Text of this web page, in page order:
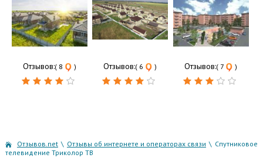
Отзывов:( 8 ) Отзывов:( 6 ) Отзывов:( 7 )
Отзывов.net \ Отзывы об интернете и операторах связи \ Спутниковое
телевидение Триколор ТВ